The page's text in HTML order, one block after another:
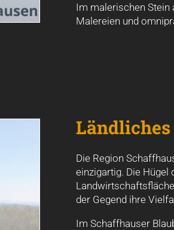
Im malerischen
Malereien und
Die Region
einzigartig. Die Hügel
der Gegend ihre
Im Schaffhauser